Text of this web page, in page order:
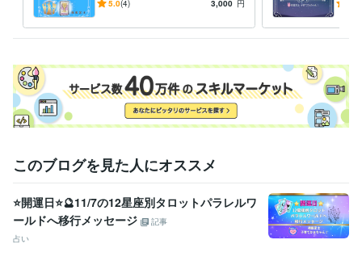
こちらから
返信させていただきまして
させていただきます❤️
ご納得いただけましたら
サービスのご購入のお手続きを
お願いいたします(*^^*)
ご相談や鑑定を
お受けいただいた後に
感じていただけますよう
鑑定書を作成しております。
ロット・オラクルカード⭐️子
5.0(4) 3,000 円
子の
このブログを見た人にオススメ
⭐開運日⭐🔮11/7の12星座別タロットパラレルワ
ールドへ移行メッセージ
記事
占い